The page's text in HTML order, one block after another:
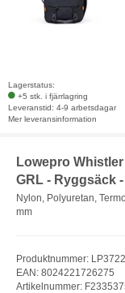
Lagerstatus:
+5 stk. i fjärrlagring
Leveranstid: 4-9 arbetsdagar
Mer leveransinformation
Lowepro
GRL - Ryggsäck
Nylon, Polyuretan,
mm
Produktnummer:
EAN: 8024221726275
Artikelnummer: